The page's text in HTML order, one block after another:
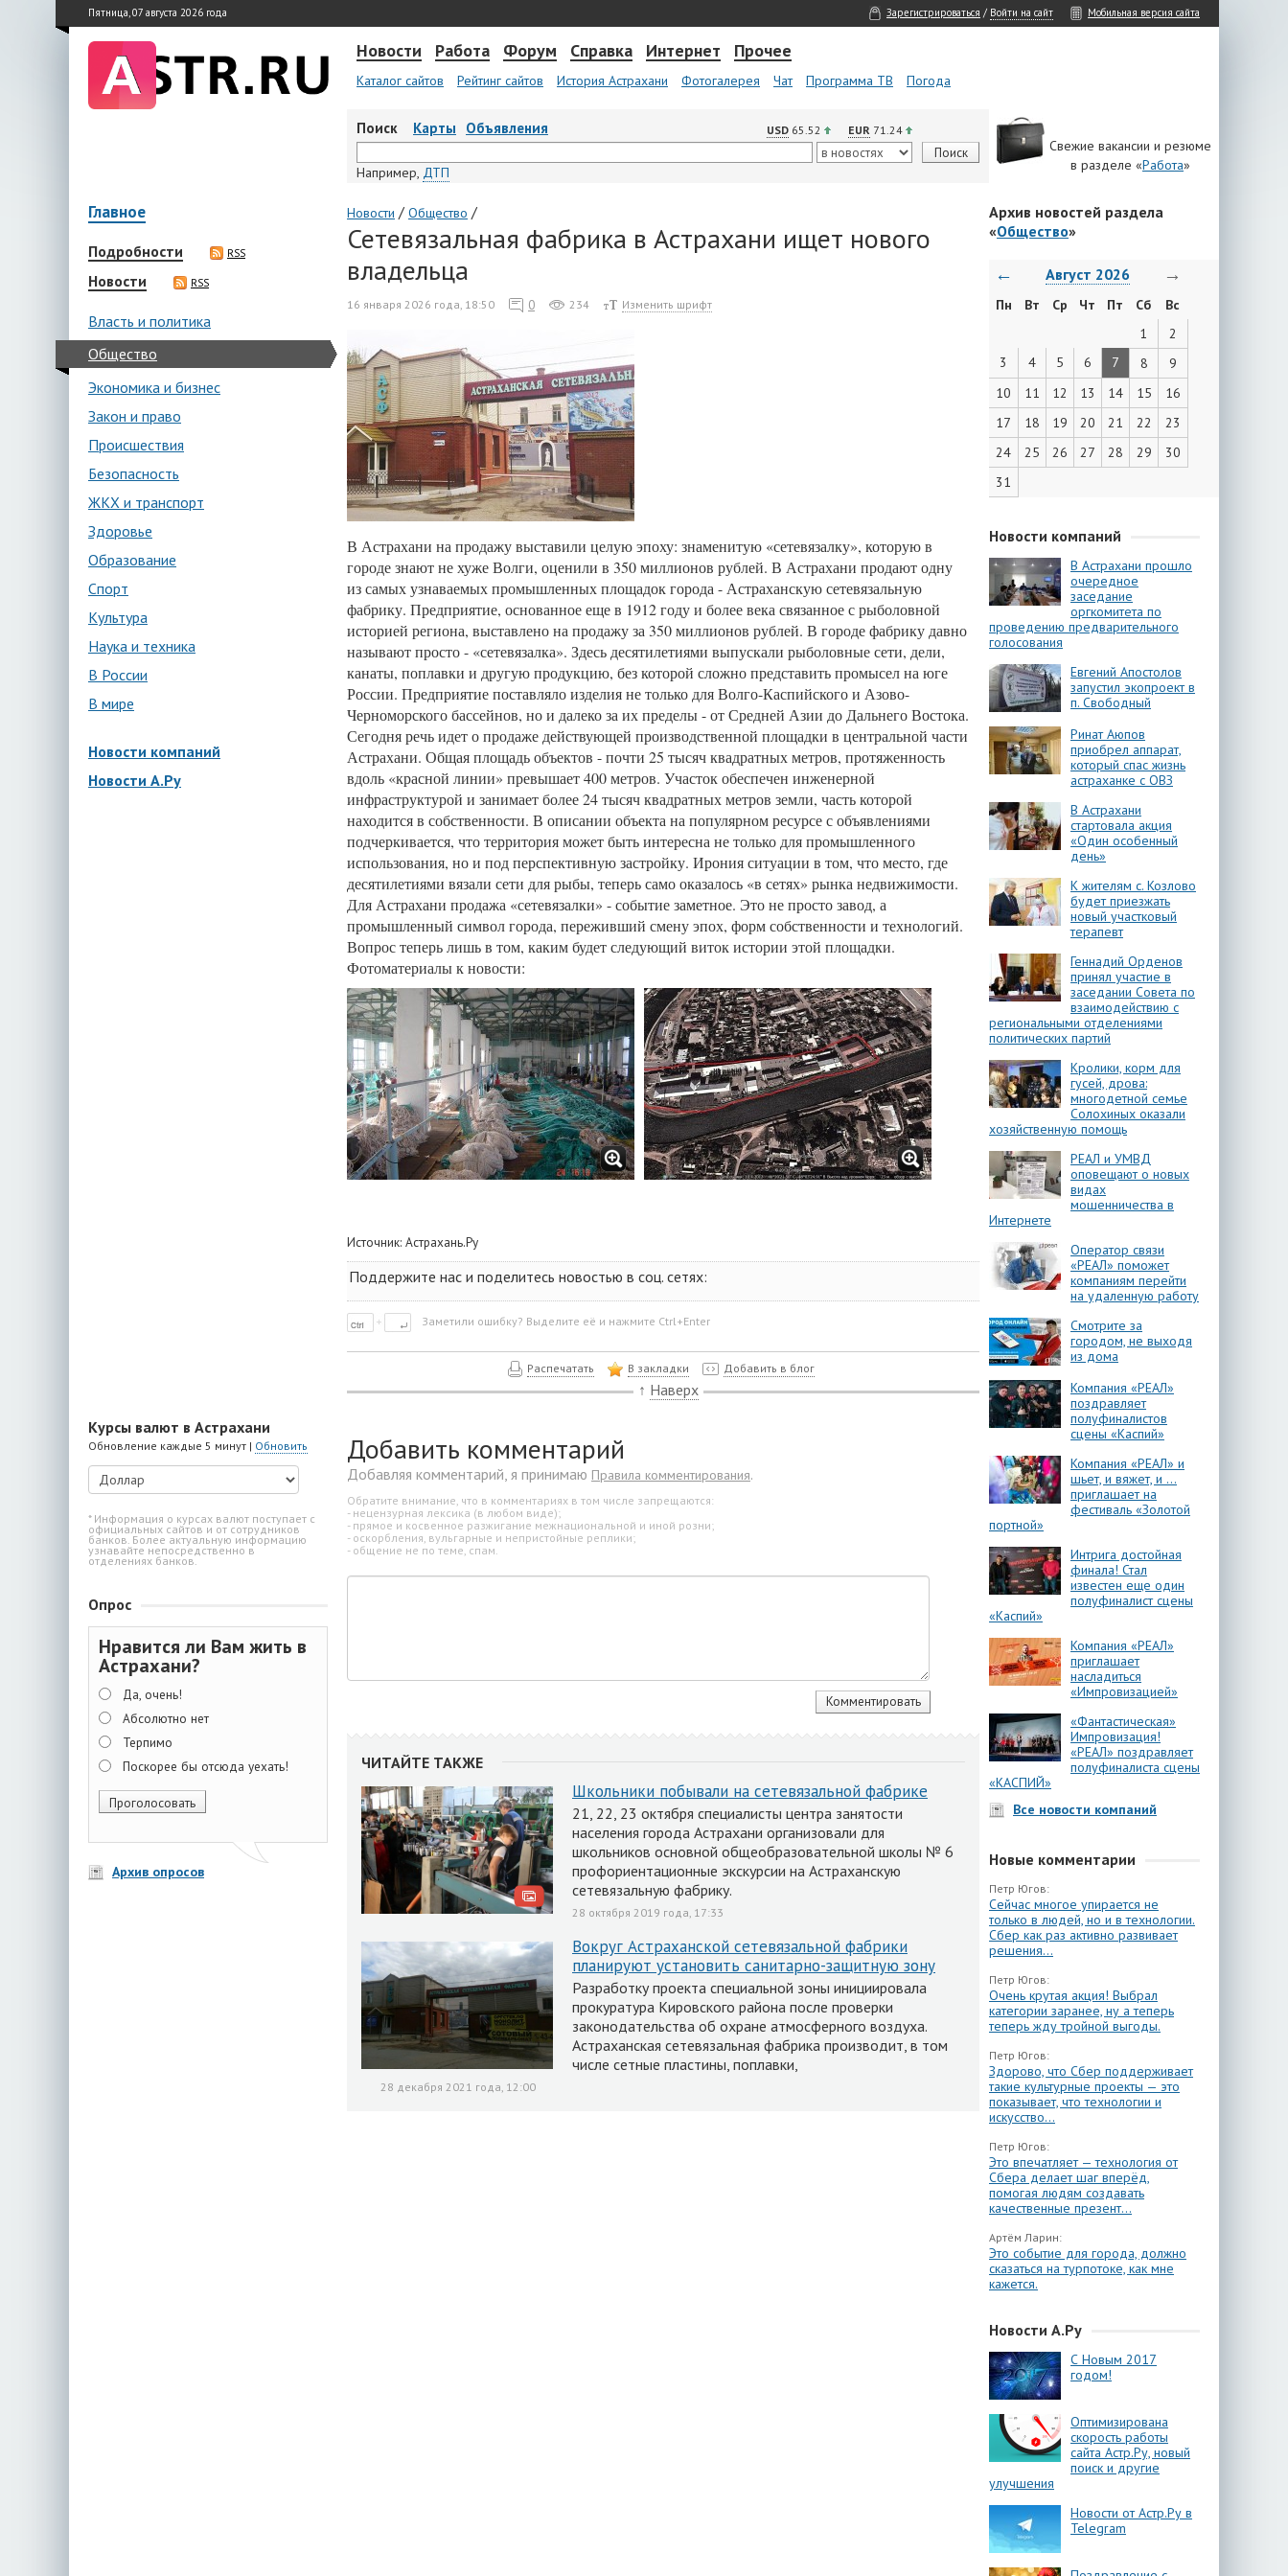
Пятница, 07 августа 2026 года Зарегистрироваться / Войти на сайт Мобильная версия сайта
Новости Работа Форум Справка Интернет Прочее
Каталог сайтов Рейтинг сайтов История Астрахани Фотогалерея Чат Программа ТВ Погода
Поиск Карты Объявления USD 65.52 EUR 71.24
Например, ДТП
Свежие вакансии и резюме
в разделе «Работа»
Главное
Подробности RSS
Новости RSS
Власть и политика
Общество
Экономика и бизнес
Закон и право
Происшествия
Безопасность
ЖКХ и транспорт
Здоровье
Образование
Спорт
Культура
Наука и техника
В России
В мире
Новости компаний
Новости А.Ру
Курсы валют в Астрахани
Обновление каждые 5 минут | Обновить
* Информация о курсах валют поступает с
официальных сайтов и от сотрудников
банков. Более актуальную информацию
узнавайте непосредственно в
отделениях банков.
Опрос
Нравится ли Вам жить в
Астрахани?
Да, очень!
Абсолютно нет
Терпимо
Поскорее бы отсюда уехать!
Архив опросов
Новости / Общество /
Сетевязальная фабрика в Астрахани ищет нового
владельца
16 января 2026 года, 18:50 0 234 Изменить шрифт
В Астрахани на продажу выставили целую эпоху: знаменитую «сетевязалку», которую в
городе знают не хуже Волги, оценили в 350 миллионов рублей. В Астрахани продают одну
из самых узнаваемых промышленных площадок города - Астраханскую сетевязальную
фабрику. Предприятие, основанное еще в 1912 году и более века связанное с рыболовной
историей региона, выставлено на продажу за 350 миллионов рублей. В городе фабрику давно
называют просто - «сетевязалка». Здесь десятилетиями выпускали рыболовные сети, дели,
канаты, поплавки и другую продукцию, без которой сложно представить промысел на юге
России. Предприятие поставляло изделия не только для Волго-Каспийского и Азово-
Черноморского бассейнов, но и далеко за их пределы - от Средней Азии до Дальнего Востока.
Сегодня речь идет о продаже действующей производственной площадки в центральной части
Астрахани. Общая площадь объектов - почти 25 тысяч квадратных метров, протяженность
вдоль «красной линии» превышает 400 метров. Участок обеспечен инженерной
инфраструктурой и занимает более 24 тысяч квадратных метров земли, часть которой
находится в собственности. В описании объекта на популярном ресурсе с объявлениями
подчеркивается, что территория может быть интересна не только для промышленного
использования, но и под перспективную застройку. Ирония ситуации в том, что место, где
десятилетиями вязали сети для рыбы, теперь само оказалось «в сетях» рынка недвижимости.
Для Астрахани продажа «сетевязалки» - событие заметное. Это не просто завод, а
промышленный символ города, переживший смену эпох, форм собственности и технологий.
Вопрос теперь лишь в том, каким будет следующий виток истории этой площадки.
Фотоматериалы к новости:
Источник: Астрахань.Ру
Поддержите нас и поделитесь новостью в соц. сетях:
Заметили ошибку? Выделите её и нажмите Ctrl+Enter
Распечатать В закладки Добавить в блог
↑ Наверх
Добавить комментарий
Добавляя комментарий, я принимаю Правила комментирования.
Обратите внимание, что в комментариях в том числе запрещаются:
- нецензурная лексика (в любом виде);
- прямое и косвенное разжигание межнациональной и иной розни;
- оскорбления, вульгарные и непристойные реплики;
- общение не по теме, спам.
ЧИТАЙТЕ ТАКЖЕ
Школьники побывали на сетевязальной фабрике
21, 22, 23 октября специалисты центра занятости
населения города Астрахани организовали для
школьников основной общеобразовательной школы № 6
профориентационные экскурсии на Астраханскую
сетевязальную фабрику.
28 октября 2019 года, 17:33
Вокруг Астраханской сетевязальной фабрики
планируют установить санитарно-защитную зону
Разработку проекта специальной зоны инициировала
прокуратура Кировского района после проверки
законодательства об охране атмосферного воздуха.
Астраханская сетевязальная фабрика производит, в том
числе сетные пластины, поплавки,
28 декабря 2021 года, 12:00
Архив новостей раздела
«Общество»
← Август 2026 →
Пн Вт Ср Чт Пт Сб
Вс
1
2
3
4 5 6 7 8
9
10
11 12 13 14 15
16
17
18 19 20 21 22
23
24
25 26 27 28 29
30
31
Новости компаний
В Астрахани прошло
очередное
заседание
оргкомитета по
проведению предварительного
голосования
Евгений Апостолов
запустил экопроект в
п. Свободный
Ринат Аюпов
приобрел аппарат,
который спас жизнь
астраханке с ОВЗ
В Астрахани
стартовала акция
«Один особенный
день»
К жителям с. Козлово
будет приезжать
новый участковый
терапевт
Геннадий Орденов
принял участие в
заседании Совета по
взаимодействию с
региональными отделениями
политических партий
Кролики, корм для
гусей, дрова:
многодетной семье
Солохиных оказали
хозяйственную помощь
РЕАЛ и УМВД
оповещают о новых
видах
мошенничества в
Интернете
Оператор связи
«РЕАЛ» поможет
компаниям перейти
на удаленную работу
Смотрите за
городом, не выходя
из дома
Компания «РЕАЛ»
поздравляет
полуфиналистов
сцены «Каспий»
Компания «РЕАЛ» и
шьет, и вяжет, и …
приглашает на
фестиваль «Золотой
портной»
Интрига достойная
финала! Стал
известен еще один
полуфиналист сцены
«Каспий»
Компания «РЕАЛ»
приглашает
насладиться
«Импровизацией»
«Фантастическая»
Импровизация!
«РЕАЛ» поздравляет
полуфиналиста сцены
«КАСПИЙ»
Все новости компаний
Новые комментарии
Петр Югов:
Сейчас многое упирается не
только в людей, но и в технологии.
Сбер как раз активно развивает
решения...
Петр Югов:
Очень крутая акция! Выбрал
категории заранее, ну а теперь
теперь жду тройной выгоды.
Петр Югов:
Здорово, что Сбер поддерживает
такие культурные проекты — это
показывает, что технологии и
искусство...
Петр Югов:
Это впечатляет — технология от
Сбера делает шаг вперёд,
помогая людям создавать
качественные презент...
Артём Ларин:
Это событие для города, должно
сказаться на турпотоке, как мне
кажется.
Новости А.Ру
С Новым 2017
годом!
Оптимизирована
скорость работы
сайта Астр.Ру, новый
поиск и другие
улучшения
Новости от Астр.Ру в
Telegram